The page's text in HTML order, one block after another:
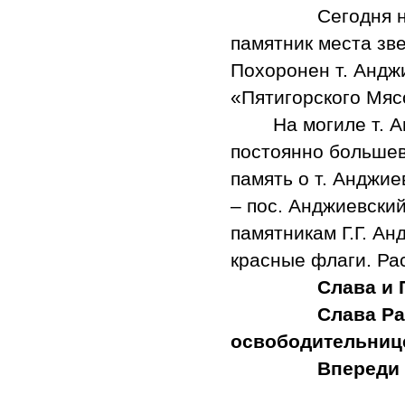
Сегодня на
памятник места
Похоронен т.
«Пятигорского
На могиле т.
постоянно
память о т.
– пос.
памятникам Г.Г.
красные флаги.
Слава и
Слава
Впереди